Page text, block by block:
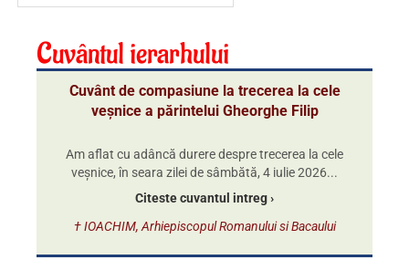
Cuvântul ierarhului
Cuvânt de compasiune la trecerea la cele
veșnice a părintelui Gheorghe Filip
Am aflat cu adâncă durere despre trecerea la cele
veșnice, în seara zilei de sâmbătă, 4 iulie 2026...
Citeste cuvantul intreg ›
† IOACHIM, Arhiepiscopul Romanului si Bacaului